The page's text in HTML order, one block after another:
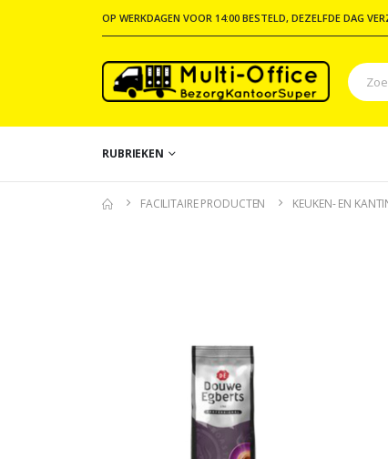
OP WERKDAGEN VOOR 14:00 BESTELD, DEZELFDE DAG
RUBRIEKEN
FACILITAIRE PRODUCTEN KEUKEN- EN